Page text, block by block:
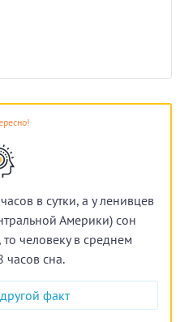
в сутки, а у ленивцев
Америки) сон
человеку в среднем
часов сна.
факт